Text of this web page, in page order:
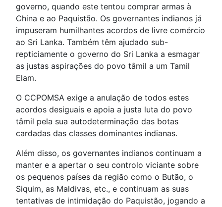
governo, quando este tentou comprar armas à
China e ao Paquistão. Os governantes indianos já
impuseram humilhantes acordos de livre comércio
ao Sri Lanka. Também têm ajudado sub-
repticiamente o governo do Sri Lanka a esmagar
as justas aspirações do povo tâmil a um Tamil
Elam.
O CCPOMSA exige a anulação de todos estes
acordos desiguais e apoia a justa luta do povo
tâmil pela sua autodeterminação das botas
cardadas das classes dominantes indianas.
Além disso, os governantes indianos continuam a
manter e a apertar o seu controlo viciante sobre
os pequenos países da região como o Butão, o
Siquim, as Maldivas, etc., e continuam as suas
tentativas de intimidação do Paquistão, jogando a